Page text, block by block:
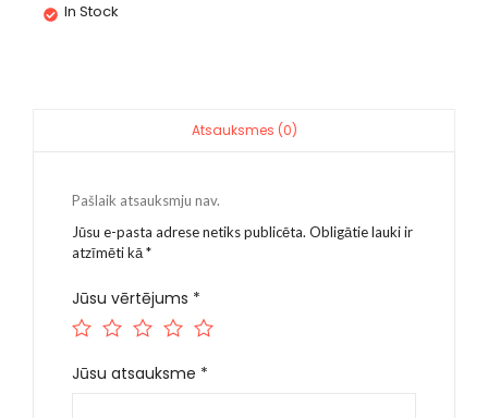
In Stock
Atsauksmes (0)
Pašlaik atsauksmju nav.
Jūsu e-pasta adrese netiks publicēta. Obligātie lauki ir
atzīmēti kā*
Jūsu vērtējums *
Jūsu atsauksme *